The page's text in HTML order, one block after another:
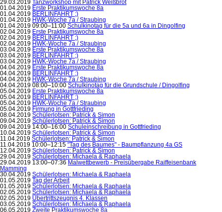
29.03.2019 Tanzworkshop mit Patrick Weißbrot
01.04.2019 Erste Praktikumswoche 8a
01.04.2019 BERLINFAHRT ;)
01.04.2019 HWK-Woche 7a / Straubing
01.04.2019 09:00–11:00 Schulkinotag für die 5a und 6a in Dingolfing
02.04.2019 Erste Praktikumswoche 8a
02.04.2019 BERLINFAHRT ;)
02.04.2019 HWK-Woche 7a / Straubing
03.04.2019 Erste Praktikumswoche 8a
03.04.2019 BERLINFAHRT ;)
03.04.2019 HWK-Woche 7a / Straubing
04.04.2019 Erste Praktikumswoche 8a
04.04.2019 BERLINFAHRT ;)
04.04.2019 HWK-Woche 7a / Straubing
04.04.2019 08:00–10:00 Schulkinotag für die Grundschule / Dingolfing
05.04.2019 Erste Praktikumswoche 8a
05.04.2019 BERLINFAHRT ;)
05.04.2019 HWK-Woche 7a / Straubing
05.04.2019 Firmung in Gottfrieding
08.04.2019 Schülerlotsen: Patrick & Simon
09.04.2019 Schülerlotsen: Patrick & Simon
09.04.2019 14:00–16:00 Schuleinschreibung in Gottfrieding
10.04.2019 Schülerlotsen: Patrick & Simon
11.04.2019 Schülerlotsen: Patrick & Simon
11.04.2019 10:00–12:15 "Tag des Baumes" - Baumpflanzung 4a GS
12.04.2019 Schülerlotsen: Patrick & Simon
29.04.2019 Schülerlotsen: Michaela & Raphaela
29.04.2019 13:00–07:36 Malwettbewerb - Preisübergabe Raiffeisenbank
Mamming
30.04.2019 Schülerlotsen: Michaela & Raphaela
01.05.2019 Tag der Arbeit
01.05.2019 Schülerlotsen: Michaela & Raphaela
02.05.2019 Schülerlotsen: Michaela & Raphaela
02.05.2019 Übertrittszeugnis 4. Klassen
03.05.2019 Schülerlotsen: Michaela & Raphaela
06.05.2019 Zweite Praktikumswoche 8a